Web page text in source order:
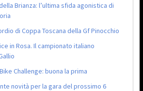
Brianza: l’ultima sfida agonistica di
di Coppa Toscana della Gf Pinocchio
in Rosa. Il campionato italiano
Challenge: buona la prima
novità per la gara del prossimo 6